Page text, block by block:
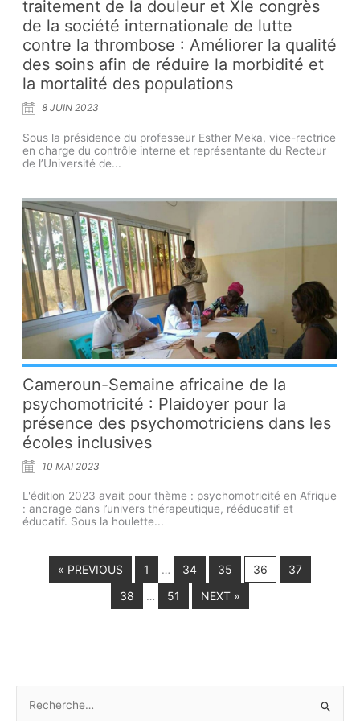
traitement de la douleur et XIe congrès
de la société internationale de lutte
contre la thrombose : Améliorer la qualité
des soins afin de réduire la morbidité et
la mortalité des populations
8 JUIN 2023
Sous la présidence du professeur Esther Meka, vice-rectrice
en charge du contrôle interne et représentante du Recteur
de l’Université de...
Cameroun-Semaine africaine de la
psychomotricité : Plaidoyer pour la
présence des psychomotriciens dans les
écoles inclusives
10 MAI 2023
L'édition 2023 avait pour thème : psychomotricité en Afrique
: ancrage dans l’univers thérapeutique, rééducatif et
éducatif. Sous la houlette...
« PREVIOUS 1 … 34 35 36
37
38
… 51 NEXT »